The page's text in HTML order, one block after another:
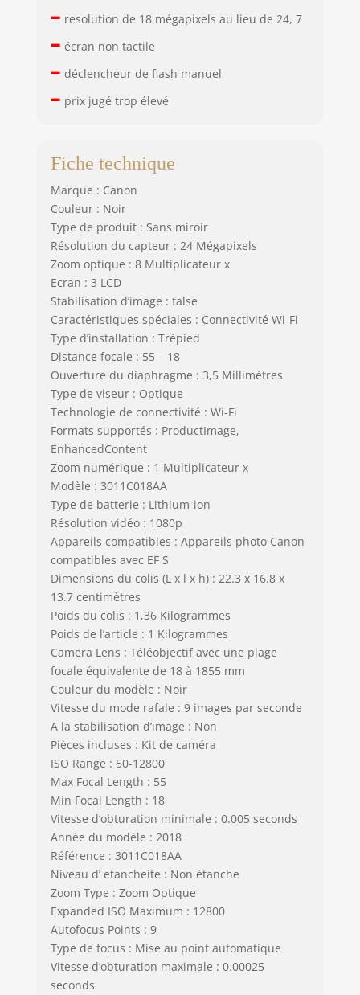
– resolution de 18 mégapixels au lieu de 24, 7
– écran non tactile
– déclencheur de flash manuel
– prix jugé trop élevé
Fiche technique
Marque : Canon
Couleur : Noir
Type de produit : Sans miroir
Résolution du capteur : 24 Mégapixels
Zoom optique : 8 Multiplicateur x
Ecran : 3 LCD
Stabilisation d’image : false
Caractéristiques spéciales : Connectivité Wi-Fi
Type d’installation : Trépied
Distance focale : 55 – 18
Ouverture du diaphragme : 3,5 Millimètres
Type de viseur : Optique
Technologie de connectivité : Wi-Fi
Formats supportés : ProductImage,
EnhancedContent
Zoom numérique : 1 Multiplicateur x
Modèle : 3011C018AA
Type de batterie : Lithium-ion
Résolution vidéo : 1080p
Appareils compatibles : Appareils photo Canon
compatibles avec EF S
Dimensions du colis (L x l x h) : 22.3 x 16.8 x
13.7 centimètres
Poids du colis : 1,36 Kilogrammes
Poids de l’article : 1 Kilogrammes
Camera Lens : Téléobjectif avec une plage
focale équivalente de 18 à 1855 mm
Couleur du modèle : Noir
Vitesse du mode rafale : 9 images par seconde
A la stabilisation d’image : Non
Pièces incluses : Kit de caméra
ISO Range : 50-12800
Max Focal Length : 55
Min Focal Length : 18
Vitesse d’obturation minimale : 0.005 seconds
Année du modèle : 2018
Référence : 3011C018AA
Niveau d’ etancheite : Non étanche
Zoom Type : Zoom Optique
Expanded ISO Maximum : 12800
Autofocus Points : 9
Type de focus : Mise au point automatique
Vitesse d’obturation maximale : 0.00025
seconds